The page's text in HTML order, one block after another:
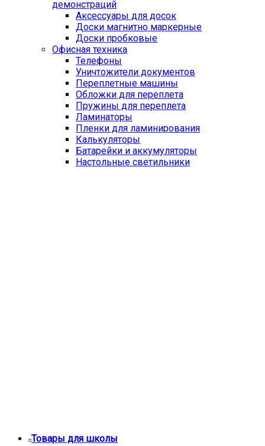
демонстраций
Аксессуары для досок
Доски магнитно маркерные
Доски пробковые
Офисная техника
Телефоны
Уничтожители документов
Переплетные машины
Обложки для переплета
Пружины для переплета
Ламинаторы
Пленки для ламинирования
Калькуляторы
Батарейки и аккумуляторы
Настольные светильники
Товары для школы